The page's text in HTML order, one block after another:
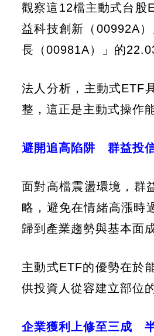
觀察這12檔主動式台股
益科技創新（00992A
長（00981A）」的
法人分析，主動式ETF
整，這正是主動式操作
避開追高陷阱 群益投
面對高檔震盪環境，群
略，避免在情緒高漲時
歸到產業趨勢與基本面
主動式ETF的優勢在於
供投資人從容建立部位
企業獲利上修至三成